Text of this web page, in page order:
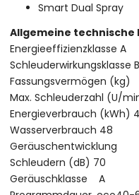
Smart Dual Spray
Allgemeine technische
Energieeffizienzklasse A
Schleuderwirkungsklasse B
Fassungsvermögen
Max. Schleuderzahl (U/
Energieverbrauch (kWh)
Wasserverbrauch 48
Geräuschentwicklung
Schleudern (dB) 70
Geräuschklasse A